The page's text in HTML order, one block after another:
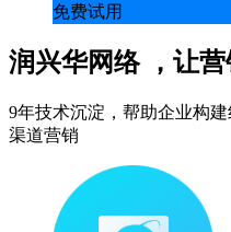
免费试用
润兴华网络 ，让
9年技术沉淀，帮助企业构
渠道营销